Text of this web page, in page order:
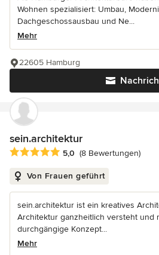
Wohnen spezialisiert: Umbau,
Dachgeschossausbau und Ne...
Mehr
22605 Hamburg
sein.architektur
Durchschnittliche Bewertung: 5 von
5,0 (8 Bewertungen)
Von Frauen geführt
sein.architektur ist ein kreatives
Architektur ganzheitlich versteht und
durchgängige Konzept...
Mehr